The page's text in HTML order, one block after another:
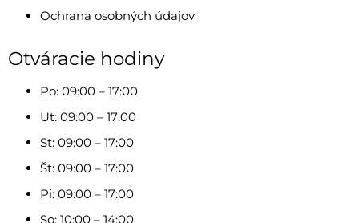
Ochrana osobných údajov
Otváracie hodiny
Po: 09:00 – 17:00
Ut: 09:00 – 17:00
St: 09:00 – 17:00
Št: 09:00 – 17:00
Pi: 09:00 – 17:00
So: 10:00 – 14:00